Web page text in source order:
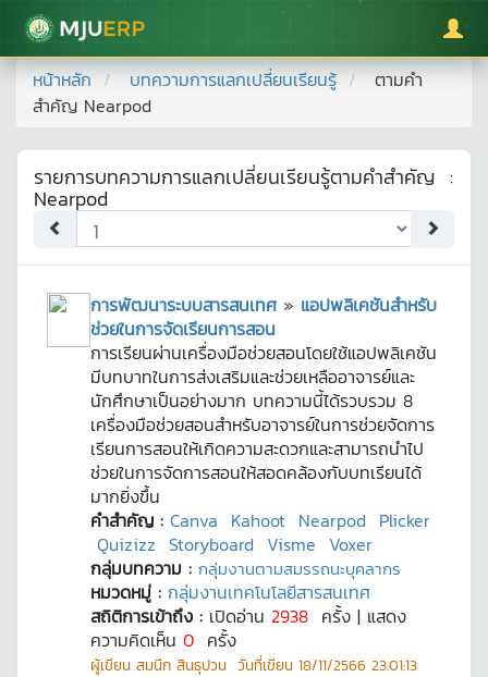
มหาวิทยาลัยแม่โจ้
หน้าหลัก บทความการแลกเปลี่ยนเรียนรู้
ตามคำ
สำคัญ Nearpod
รายการบทความการแลกเปลี่ยนเรียนรู้ตามคำสำคัญ :
Nearpod
การพัฒนาระบบสารสนเทศ » แอปพลิเคชันสำหรับ
ช่วยในการจัดเรียนการสอน
การเรียนผ่านเครื่องมือช่วยสอนโดยใช้แอปพลิเคชัน
มีบทบาทในการส่งเสริมและช่วยเหลืออาจารย์และ
นักศึกษาเป็นอย่างมาก บทความนี้ได้รวบรวม 8
เครื่องมือช่วยสอนสำหรับอาจารย์ในการช่วยจัดการ
เรียนการสอนให้เกิดความสะดวกและสามารถนำไป
ช่วยในการจัดการสอนให้สอดคล้องกับบทเรียนได้
มากยิ่งขึ้น
คำสำคัญ : Canva Kahoot Nearpod Plicker
Quizizz Storyboard Visme Voxer
กลุ่มบทความ : กลุ่มงานตามสมรรถนะบุคลากร
หมวดหมู่ : กลุ่มงานเทคโนโลยีสารสนเทศ
สถิติการเข้าถึง : เปิดอ่าน 2938 ครั้ง | แสดง
ความคิดเห็น 0 ครั้ง
ผู้เขียน สมนึก สินธุปวน วันที่เขียน 18/11/2566 23:01:13